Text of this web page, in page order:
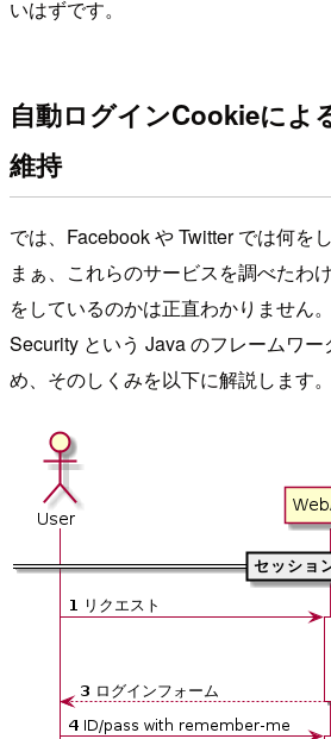
いはずです。
自動ログインCookieによ
維持
では、Facebook や Twitter では何を
まぁ、これらのサービスを調べたわ
をしているのかは正直わかりません
Security という Java のフレームワ
め、そのしくみを以下に解説します。